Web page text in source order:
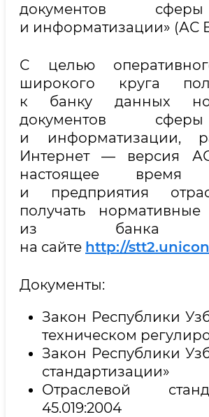
документов
и информатизации» (АС
С целью
широкого круга
к банку данных
документов
и информатизации,
Интернет — версия
настоящее время
и предприятия
получать нормативные
из банка
на сайте http://
Документы:
Закон Республики
техническом
Закон Республики
стандартизации»
Отраслевой
45.019:2004